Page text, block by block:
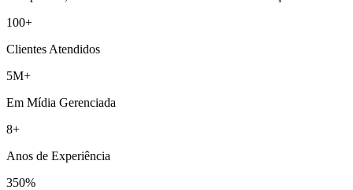
100+
Clientes Atendidos
5M+
Em Mídia Gerenciada
8+
Anos de Experiência
350%